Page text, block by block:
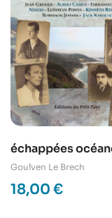
échappées
Goulven Le Brech
18,00 €